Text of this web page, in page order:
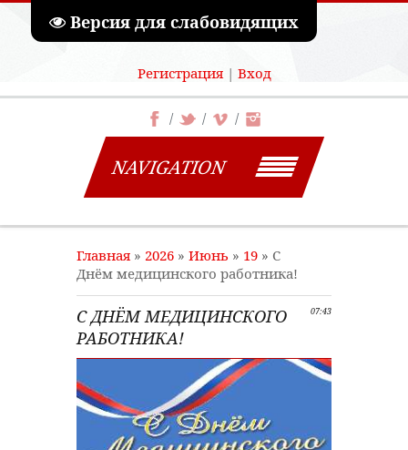
Версия для слабовидящих
Регистрация| Вход
NAVIGATION
Главная» 2026 » Июнь » 19 » С
Днём медицинского работника!
07:43
С ДНЁМ МЕДИЦИНСКОГО
РАБОТНИКА!